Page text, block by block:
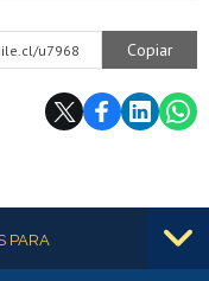
u7968 Copiar
PARA